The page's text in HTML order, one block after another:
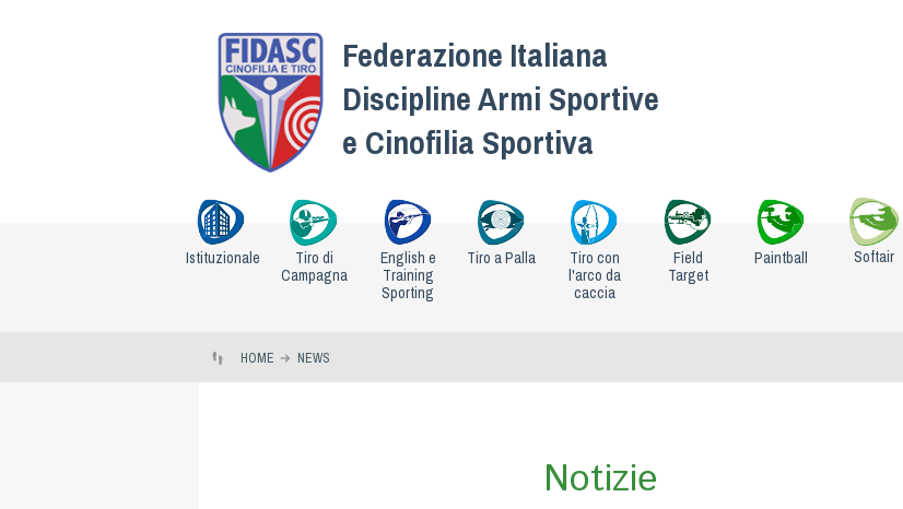
Federazione Italiana
Discipline Armi Sportive
e Cinofilia Sportiva
Istituzionale
Tiro di
Campagna
English e
Training
Sporting
Tiro a Palla
Tiro con
l'arco da
caccia
Field
Target
Paintball Softair
HOME NEWS
Notizie